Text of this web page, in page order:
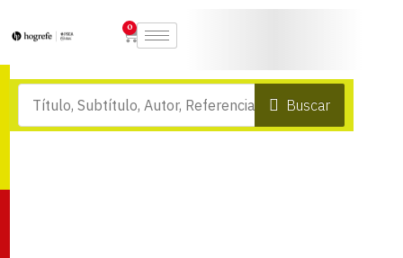
0
Buscar